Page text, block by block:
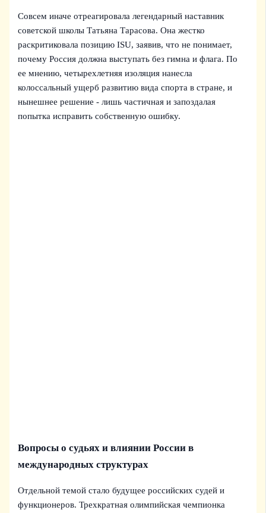
Совсем иначе отреагировала легендарный наставник
советской школы Татьяна Тарасова. Она жестко
раскритиковала позицию ISU, заявив, что не понимает,
почему Россия должна выступать без гимна и флага. По
ее мнению, четырехлетняя изоляция нанесла
колоссальный ущерб развитию вида спорта в стране, и
нынешнее решение - лишь частичная и запоздалая
попытка исправить собственную ошибку.
Вопросы о судьях и влиянии России в
международных структурах
Отдельной темой стало будущее российских судей и
функционеров. Трехкратная олимпийская чемпионка